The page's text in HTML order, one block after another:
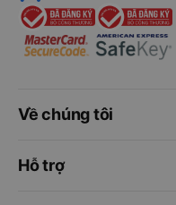
Về chúng tôi
Hỗ trợ